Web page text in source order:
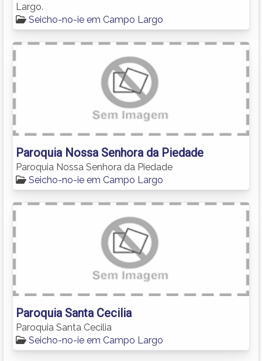
Largo.
Seicho-no-ie em Campo Largo
Paroquia Nossa Senhora da Piedade
Paroquia Nossa Senhora da Piedade
Seicho-no-ie em Campo Largo
Paroquia Santa Cecilia
Paroquia Santa Cecilia
Seicho-no-ie em Campo Largo